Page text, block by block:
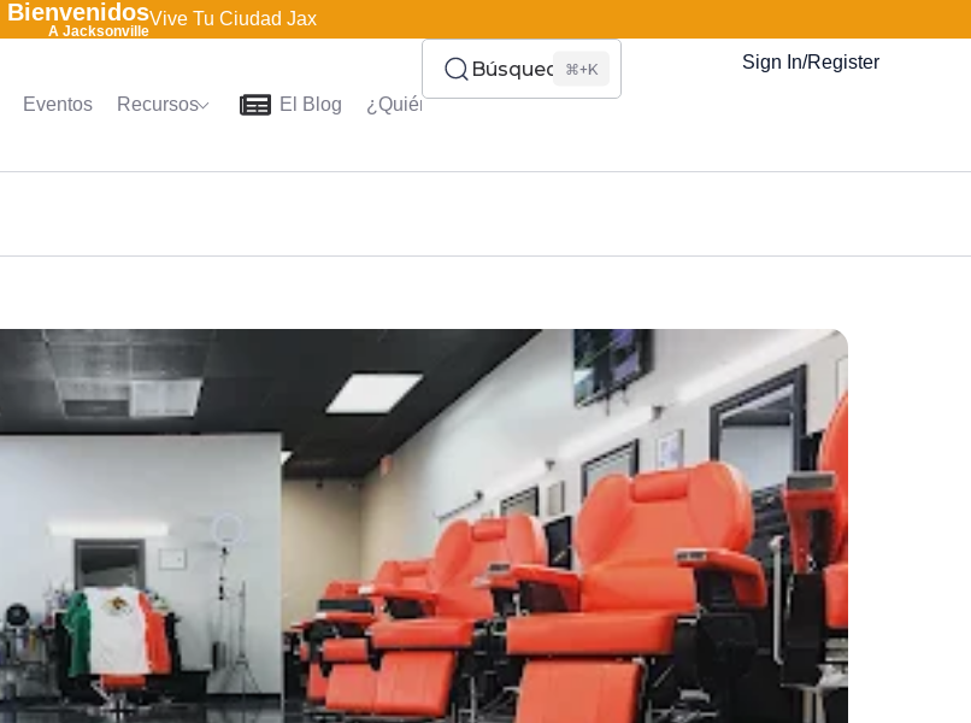
Bienvenidos
A Jacksonville
Vive Tu Ciudad Jax
Eventos Recursos El Blog ¿Quiénes Somos?
Búsqueda⌘+K Sign In/Register